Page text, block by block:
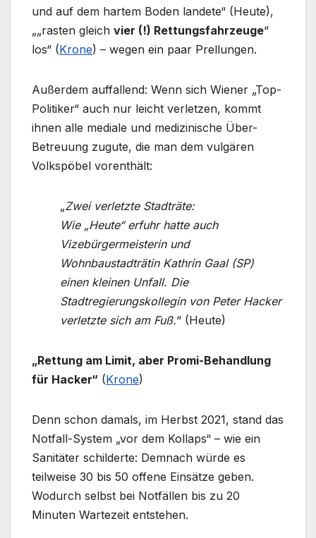
und auf dem hartem Boden landete“ (Heute),
„„rasten gleich vier (!) Rettungsfahrzeuge“
los“ (Krone) – wegen ein paar Prellungen.
Außerdem auffallend: Wenn sich Wiener „Top-
Politiker“ auch nur leicht verletzen, kommt
ihnen alle mediale und medizinische Über-
Betreuung zugute, die man dem vulgären
Volkspöbel vorenthält:
„Zwei verletzte Stadträte:
Wie „Heute“ erfuhr hatte auch
Vizebürgermeisterin und
Wohnbaustadträtin Kathrin Gaal (SP)
einen kleinen Unfall. Die
Stadtregierungskollegin von Peter Hacker
verletzte sich am Fuß.“ (Heute)
„Rettung am Limit, aber Promi-Behandlung
für Hacker“ (Krone)
Denn schon damals, im Herbst 2021, stand das
Notfall-System „vor dem Kollaps“ – wie ein
Sanitäter schilderte: Demnach würde es
teilweise 30 bis 50 offene Einsätze geben.
Wodurch selbst bei Notfällen bis zu 20
Minuten Wartezeit entstehen.